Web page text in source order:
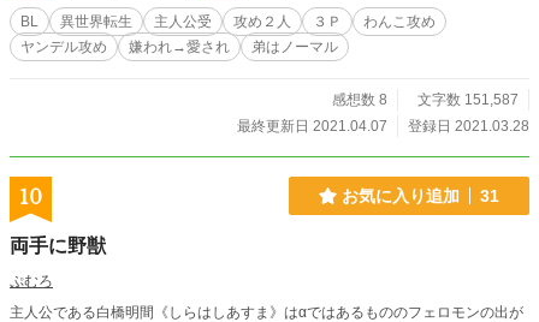
BL 異世界転生 主人公受 攻め２人 ３Ｐ
わんこ攻め
ヤンデル攻め
嫌われ→愛され 弟はノーマル
感想数 8
文字数 151,587
最終更新日 2021.04.07
登録日 2021.03.28
10 お気に入り追加 31
両手に野獣
ぷむろ
主人公である白橋明間《しらはしあすま》はαではあるもののフェロモンの出が